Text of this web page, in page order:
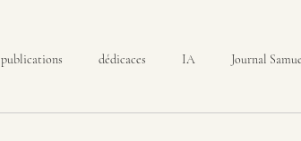
publications dédicaces IA Journal